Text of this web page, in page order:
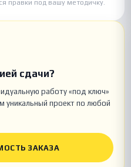
правки под вашу методичку.
сдачи?
работу «под ключ»
уникальный проект по любой
ЗАКАЗА